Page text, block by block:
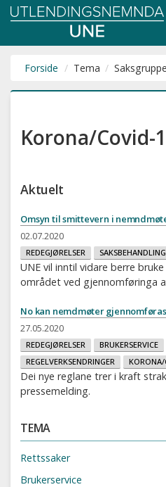
Utlendingsnemnda
Forside Tema
Korona/Covid-
Aktuelt
Omsyn til smittevern i
02.07.2020
REDEGJØRELSER SAKSBEHANDLING
UNE vil inntil vidare berre
området ved gjennomføringa
No kan nemdmøter
27.05.2020
REDEGJØRELSER BRUKERSERVICE
REGELVERKSENDRINGER
Dei nye reglane trer i kraft
pressemelding.
TEMA
Rettssaker
Brukerservice